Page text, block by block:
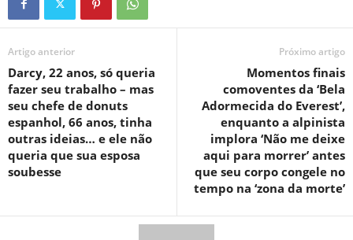
Artigo anterior
Darcy, 22 anos, só queria
fazer seu trabalho – mas
seu chefe de donuts
espanhol, 66 anos, tinha
outras ideias… e ele não
queria que sua esposa
soubesse
Próximo artigo
Momentos finais
comoventes da ‘Bela
Adormecida do Everest’,
enquanto a alpinista
implora ‘Não me deixe
aqui para morrer’ antes
que seu corpo congele no
tempo na ‘zona da morte’